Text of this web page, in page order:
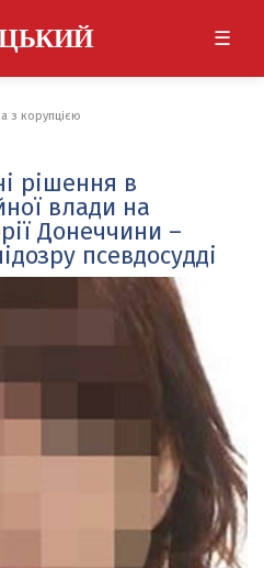
☰
з корупцією
рішення в
влади на
Донеччини –
псевдосудді